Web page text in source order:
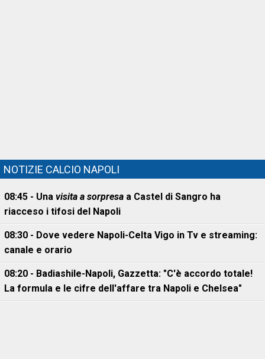
NOTIZIE CALCIO NAPOLI
08:45 - Una visita a sorpresa a Castel di Sangro ha
riacceso i tifosi del Napoli
08:30 - Dove vedere Napoli-Celta Vigo in Tv e streaming:
canale e orario
08:20 - Badiashile-Napoli, Gazzetta: "C'è accordo totale!
La formula e le cifre dell'affare tra Napoli e Chelsea"